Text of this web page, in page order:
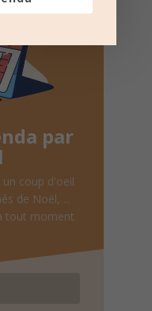
par
coup d'oeil
de Noël, ...
tout moment